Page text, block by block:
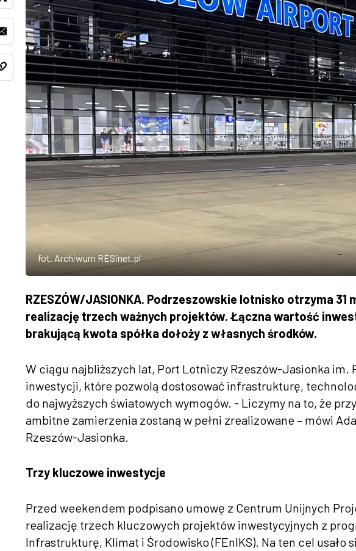
fot. Archiwum RESinet.pl
RZESZÓW/JASIONKA. Podrzeszowskie lotnisko otrzyma 31
realizację trzech ważnych projektów. Łączna wartość
brakującą kwota spółka dołoży z własnych środków.
W ciągu najbliższych lat, Port Lotniczy Rzeszów-Jasionka im.
inwestycji, które pozwolą dostosować infrastrukturę,
do najwyższych światowych wymogów. - Liczymy na to, że
ambitne zamierzenia zostaną w pełni zrealizowane – mówi
Rzeszów-Jasionka.
Trzy kluczowe inwestycje
Przed weekendem podpisano umowę z Centrum Unijnych
realizację trzech kluczowych projektów inwestycyjnych z
Infrastrukturę, Klimat i Środowisko (FEnIKS). Na ten cel usało